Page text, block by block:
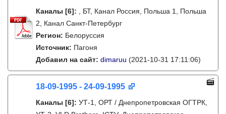
Каналы [6]:
, БТ, Канал Россия, Польша 1, Польша
2, Канал Санкт-Петербург
Регион: Белоруссия
Источник: Пагоня
Добавил на сайт: dimaruu (2021-10-31 17:11:06)
18-09-1995 - 24-09-1995
Каналы [6]: УТ-1, ОРТ / Днепропетровская ОГТРК,